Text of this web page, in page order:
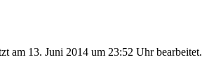
am 13. Juni 2014 um 23:52 Uhr bearbeitet.